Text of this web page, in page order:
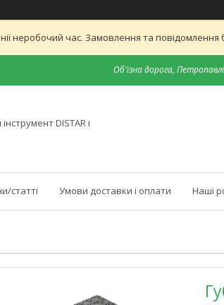
неробочий час. Замовлення та повідомлення
Об'їзна дорога,
DISTAR і
статті Умови доставки і оплати Наші